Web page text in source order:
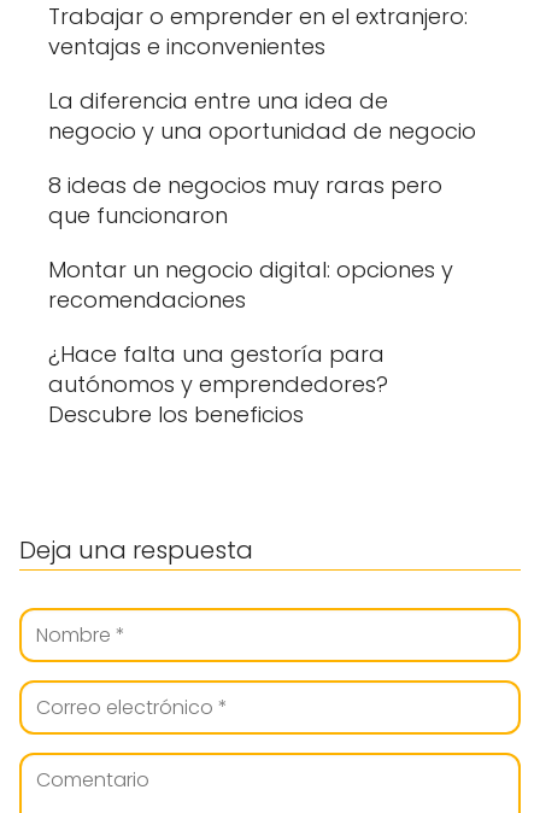
Trabajar o emprender en el extranjero:
ventajas e inconvenientes
La diferencia entre una idea de
negocio y una oportunidad de negocio
8 ideas de negocios muy raras pero
que funcionaron
Montar un negocio digital: opciones y
recomendaciones
¿Hace falta una gestoría para
autónomos y emprendedores?
Descubre los beneficios
Deja una respuesta